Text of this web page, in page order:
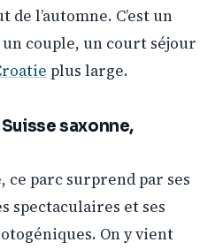
l’automne. C’est un
couple, un court séjour
plus large.
saxonne,
ce parc surprend par ses
spectaculaires et ses
On y vient